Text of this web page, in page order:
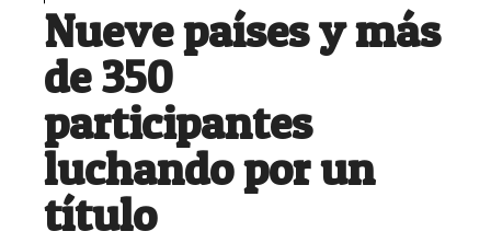
Nueve países y más
de 350
participantes
luchando por un
título